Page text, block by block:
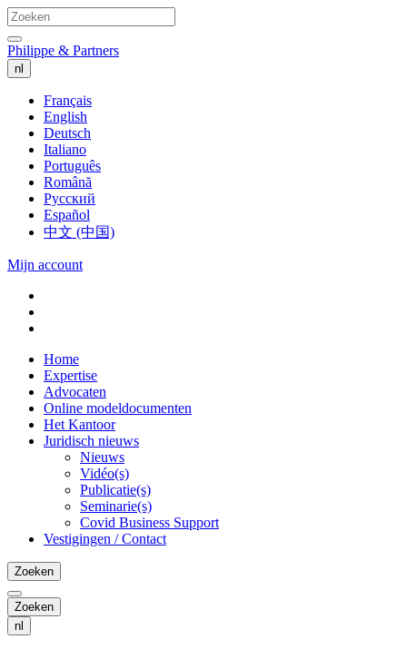
Philippe & Partners
nl
Français
English
Deutsch
Italiano
Português
Română
Русский
Español
中文 (中国)
Mijn account
Home
Expertise
Advocaten
Online modeldocumenten
Het Kantoor
Juridisch nieuws
Nieuws
Vidéo(s)
Publicatie(s)
Seminarie(s)
Covid Business Support
Vestigingen / Contact
Zoeken
Zoeken
nl